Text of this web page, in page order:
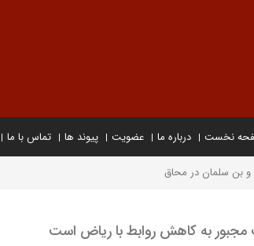
نخست درباره ما عضویت پیوند ها تماس با ما
و بن سلمان در محاق
مجبور به کاهش روابط با ریاض است